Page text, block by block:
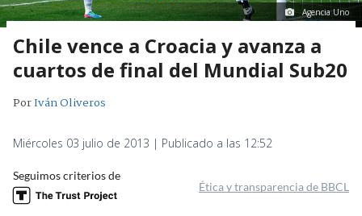
Agencia Uno
Chile vence a Croacia y avanza a
cuartos de final del Mundial Sub20
PorIván Oliveros
Miércoles 03 julio de 2013 | Publicado a las 12:52
Seguimos criterios de
Ética y transparencia de BBCL